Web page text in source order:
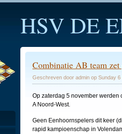
HSV DE
Combinatie AB team zet
Geschreven door admin op Sunday
Op zaterdag 5 november
A Noord-West.
Geen Eenhoornspelers dit keer
rapid kampioenschap in